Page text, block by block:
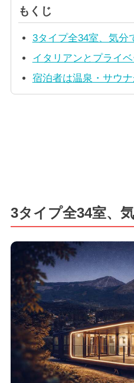
もくじ
3タイプ全34室、気分
イタリアンとプライ
宿泊者は温泉・サウ
3タイプ全34室、